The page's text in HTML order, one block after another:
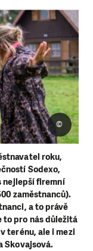
roku,
Sodexo,
nejlepší firemní
zaměstnanců).
a to právě
pro nás důležitá
terénu, ale i mezi
Skovajsová.
©